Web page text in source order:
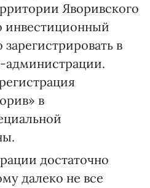
Яворивского
инвестиционный
в
администрации.
в
достаточно
далеко не все